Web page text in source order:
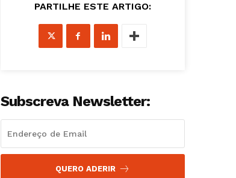
PARTILHE ESTE ARTIGO:
Subscreva Newsletter:
QUERO ADERIR